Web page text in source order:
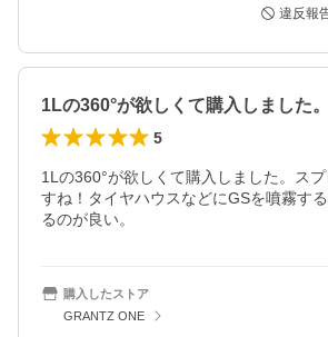
違反報
1Lの360°が欲しくて購入しました
5
1Lの360°が欲しくて購入しました。ス
すね！タイヤハウスなどにGSを噴霧す
るのが良い。
購入したストア
GRANTZ ONE